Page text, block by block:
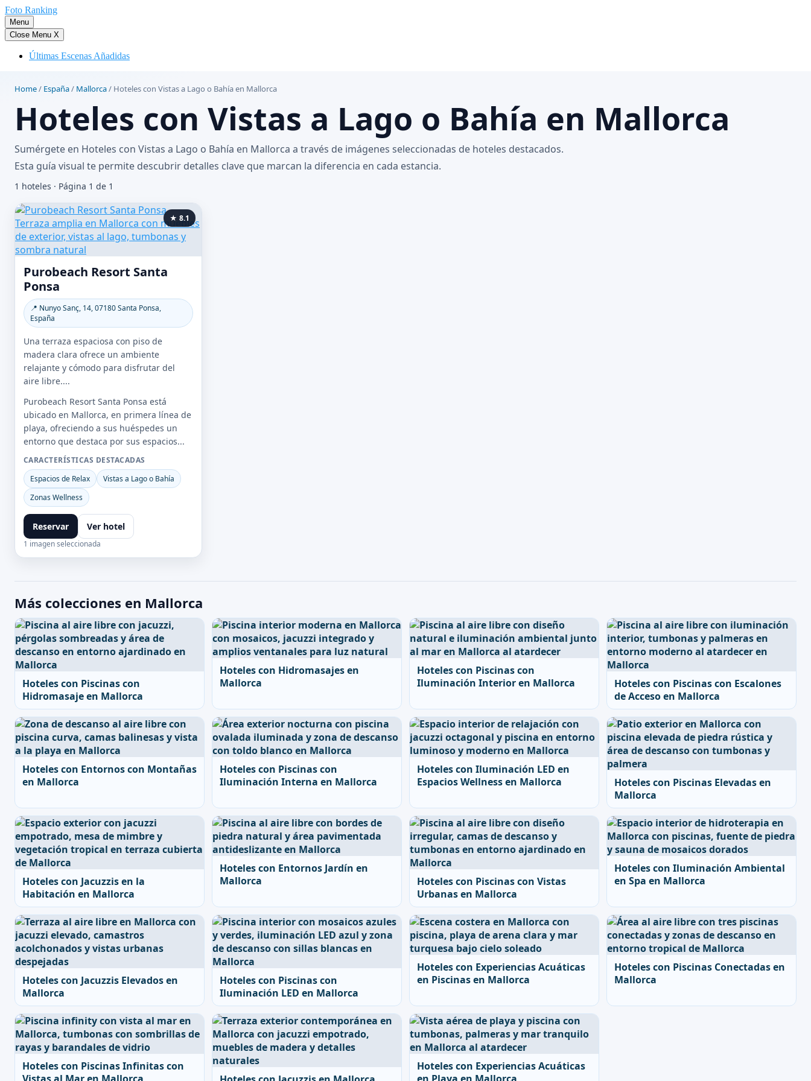
Saltar
al
contenido
Foto Ranking
Menu
Close Menu X
Últimas Escenas Añadidas
Home/ España/ Mallorca/ Hoteles con Vistas a Lago o Bahía en Mallorca
Hoteles con Vistas a Lago o Bahía en Mallorca
Sumérgete en Hoteles con Vistas a Lago o Bahía en Mallorca a través de imágenes seleccionadas de hoteles destacados.
Esta guía visual te permite descubrir detalles clave que marcan la diferencia en cada estancia.
1 hoteles · Página 1 de 1
★ 8.1
Purobeach Resort Santa
Ponsa
📍 Nunyo Sanç, 14, 07180 Santa Ponsa,
España
Una terraza espaciosa con piso de
madera clara ofrece un ambiente
relajante y cómodo para disfrutar del
aire libre....
Purobeach Resort Santa Ponsa está
ubicado en Mallorca, en primera línea de
playa, ofreciendo a sus huéspedes un
entorno que destaca por sus espacios...
CARACTERÍSTICAS DESTACADAS
Espacios de Relax
Vistas a Lago o Bahía
Zonas Wellness
Reservar Ver hotel
1 imagen seleccionada
Más colecciones en Mallorca
Hoteles con Piscinas con
Hidromasaje en Mallorca
Hoteles con Hidromasajes en
Mallorca
Hoteles con Piscinas con
Iluminación Interior en Mallorca
Hoteles con Piscinas con Escalones
de Acceso en Mallorca
Hoteles con Entornos con Montañas
en Mallorca
Hoteles con Piscinas con
Iluminación Interna en Mallorca
Hoteles con Iluminación LED en
Espacios Wellness en Mallorca
Hoteles con Piscinas Elevadas en
Mallorca
Hoteles con Jacuzzis en la
Habitación en Mallorca
Hoteles con Entornos Jardín en
Mallorca
Hoteles con Piscinas con Vistas
Urbanas en Mallorca
Hoteles con Iluminación Ambiental
en Spa en Mallorca
Hoteles con Jacuzzis Elevados en
Mallorca
Hoteles con Piscinas con
Iluminación LED en Mallorca
Hoteles con Experiencias Acuáticas
en Piscinas en Mallorca
Hoteles con Piscinas Conectadas en
Mallorca
Hoteles con Piscinas Infinitas con
Hoteles con Experiencias Acuáticas